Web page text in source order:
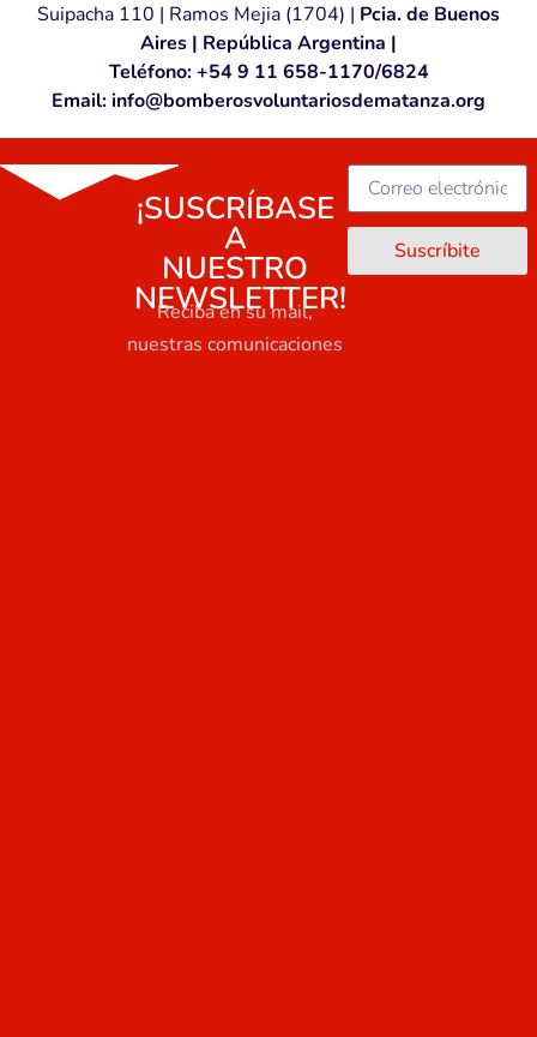
Suipacha 110 | Ramos Mejia (1704) | Pcia. de Buenos
Aires | República Argentina |
Teléfono: +54 9 11 658-1170/6824
Email: info@bomberosvoluntariosdematanza.org
¡SUSCRÍBASE
A
NUESTRO
NEWSLETTER!
Reciba en su mail,
nuestras comunicaciones
Suscríbite